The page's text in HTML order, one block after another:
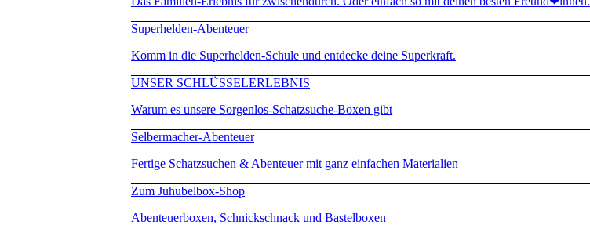
Superhelden-Abenteuer
Komm in die Superhelden-Schule und entdecke deine Superkraft.
UNSER SCHLÜSSELERLEBNIS
Warum es unsere Sorgenlos-Schatzsuche-Boxen gibt
Selbermacher-Abenteuer
Fertige Schatzsuchen & Abenteuer mit ganz einfachen Materialien
Zum Juhubelbox-Shop
Abenteuerboxen, Schnickschnack und Bastelboxen